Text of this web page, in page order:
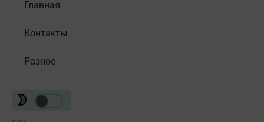
Главная
Контакты
Разное